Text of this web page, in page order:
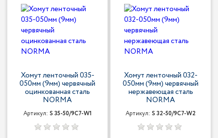
Хомут ленточный 035-
050мм (9мм) червячный
оцинкованная сталь
NORMA
Артикул: S 35-50/9С7-W1
Хомут ленточный 032-
050мм (9мм) червячный
нержавеющая сталь
NORMA
Артикул: S 32-50/9С7-W2